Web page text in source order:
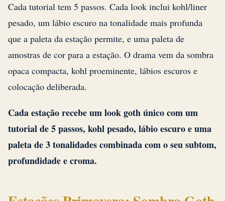
Cada tutorial tem 5 passos. Cada look inclui kohl/liner
pesado, um lábio escuro na tonalidade mais profunda
que a paleta da estação permite, e uma paleta de
amostras de cor para a estação. O drama vem da sombra
opaca compacta, kohl proeminente, lábios escuros e
colocação deliberada.
Cada estação recebe um look goth único com um
tutorial de 5 passos, kohl pesado, lábio escuro e uma
paleta de 3 tonalidades combinada com o seu subtom,
profundidade e croma.